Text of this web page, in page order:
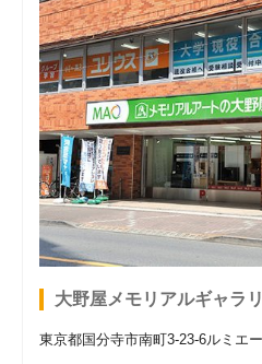
2026年06月03日 [メモリアルギャ
じですか？
2026年05月27日 [メモリアルギャ
謝フェア 開催
2026年03月09日 [メモリアルギャ
ラリー国分寺 臨時休業のお知らせ
大野屋メモリアルギャラ
東京都国分寺市南町3-23-6ルミエ